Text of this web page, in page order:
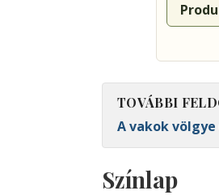
TOVÁBBI
A vakok völgye
Színlap